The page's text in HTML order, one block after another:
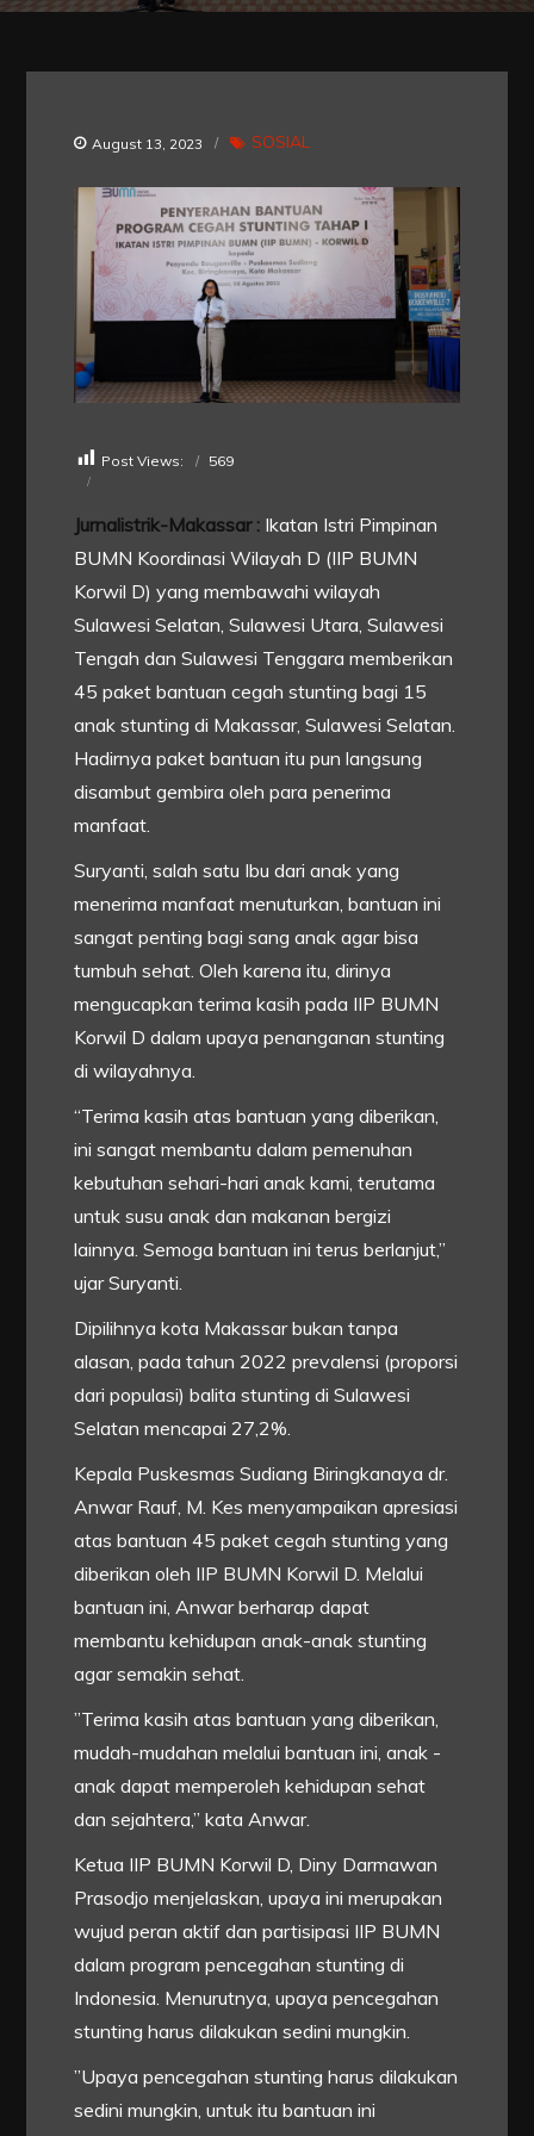
August 13, 2023 SOSIAL
Post Views: 569
Jurnalistrik-Makassar : Ikatan Istri Pimpinan
BUMN Koordinasi Wilayah D (IIP BUMN
Korwil D) yang membawahi wilayah
Sulawesi Selatan, Sulawesi Utara, Sulawesi
Tengah dan Sulawesi Tenggara memberikan
45 paket bantuan cegah stunting bagi 15
anak stunting di Makassar, Sulawesi Selatan.
Hadirnya paket bantuan itu pun langsung
disambut gembira oleh para penerima
manfaat.
Suryanti, salah satu Ibu dari anak yang
menerima manfaat menuturkan, bantuan ini
sangat penting bagi sang anak agar bisa
tumbuh sehat. Oleh karena itu, dirinya
mengucapkan terima kasih pada IIP BUMN
Korwil D dalam upaya penanganan stunting
di wilayahnya.
“Terima kasih atas bantuan yang diberikan,
ini sangat membantu dalam pemenuhan
kebutuhan sehari-hari anak kami, terutama
untuk susu anak dan makanan bergizi
lainnya. Semoga bantuan ini terus berlanjut,”
ujar Suryanti.
Dipilihnya kota Makassar bukan tanpa
alasan, pada tahun 2022 prevalensi (proporsi
dari populasi) balita stunting di Sulawesi
Selatan mencapai 27,2%.
Kepala Puskesmas Sudiang Biringkanaya dr.
Anwar Rauf, M. Kes menyampaikan apresiasi
atas bantuan 45 paket cegah stunting yang
diberikan oleh IIP BUMN Korwil D. Melalui
bantuan ini, Anwar berharap dapat
membantu kehidupan anak-anak stunting
agar semakin sehat.
”Terima kasih atas bantuan yang diberikan,
mudah-mudahan melalui bantuan ini, anak -
anak dapat memperoleh kehidupan sehat
dan sejahtera,” kata Anwar.
Ketua IIP BUMN Korwil D, Diny Darmawan
Prasodjo menjelaskan, upaya ini merupakan
wujud peran aktif dan partisipasi IIP BUMN
dalam program pencegahan stunting di
Indonesia. Menurutnya, upaya pencegahan
stunting harus dilakukan sedini mungkin.
”Upaya pencegahan stunting harus dilakukan
sedini mungkin, untuk itu bantuan ini